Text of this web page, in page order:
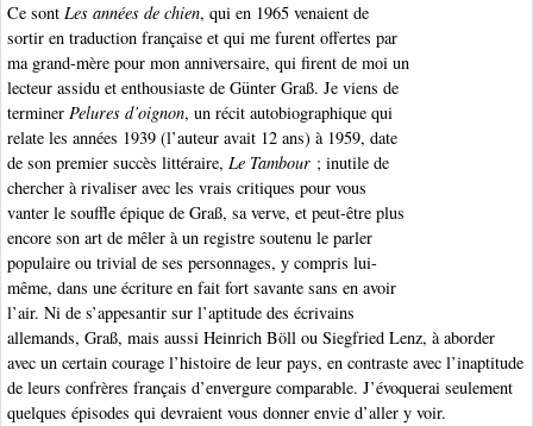
Ce sont Les années de chien, qui en 1965 venaient de
sortir en traduction française et qui me furent offertes par
ma grand-mère pour mon anniversaire, qui firent de moi un
lecteur assidu et enthousiaste de Günter Graß. Je viens de
terminer Pelures d’oignon, un récit autobiographique qui
relate les années 1939 (l’auteur avait 12 ans) à 1959, date
de son premier succès littéraire, Le Tambour ; inutile de
chercher à rivaliser avec les vrais critiques pour vous
vanter le souffle épique de Graß, sa verve, et peut-être plus
encore son art de mêler à un registre soutenu le parler
populaire ou trivial de ses personnages, y compris lui-
même, dans une écriture en fait fort savante sans en avoir
l’air. Ni de s’appesantir sur l’aptitude des écrivains
allemands, Graß, mais aussi Heinrich Böll ou Siegfried Lenz, à aborder
avec un certain courage l’histoire de leur pays, en contraste avec l’inaptitude
de leurs confrères français d’envergure comparable. J’évoquerai seulement
quelques épisodes qui devraient vous donner envie d’aller y voir.